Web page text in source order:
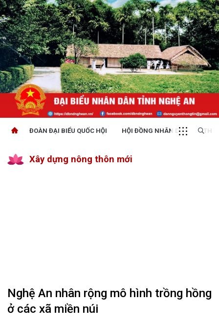
ĐOÀN ĐẠI BIỂU QUỐC HỘI HỘI ĐỒNG NHÂN DÂN
Xây dựng nông thôn mới
Nghệ An nhân rộng mô hình trồng hồng
ở các xã miền núi